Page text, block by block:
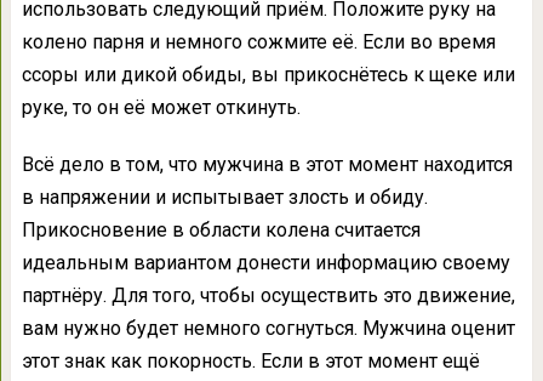
использовать следующий приём. Положите руку на
колено парня и немного сожмите её. Если во время
ссоры или дикой обиды, вы прикоснётесь к щеке или
руке, то он её может откинуть.
Всё дело в том, что мужчина в этот момент находится
в напряжении и испытывает злость и обиду.
Прикосновение в области колена считается
идеальным вариантом донести информацию своему
партнёру. Для того, чтобы осуществить это движение,
вам нужно будет немного согнуться. Мужчина оценит
этот знак как покорность. Если в этот момент ещё